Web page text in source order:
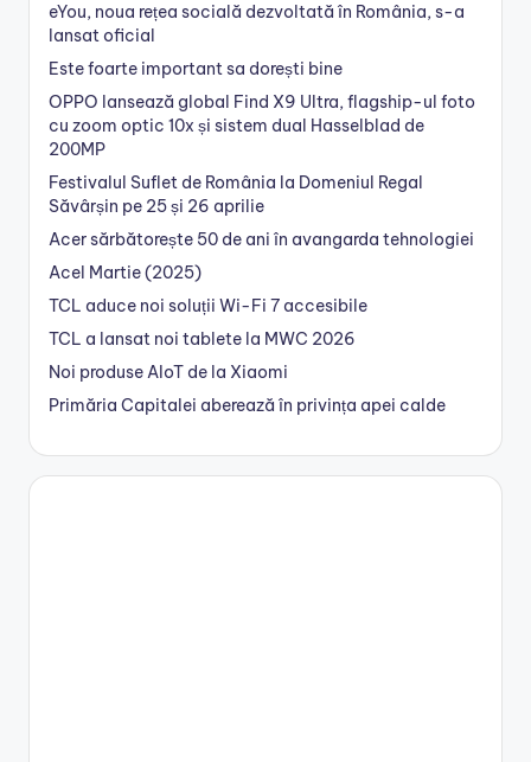
eYou, noua rețea socială dezvoltată în România, s-a
lansat oficial
Este foarte important sa dorești bine
OPPO lansează global Find X9 Ultra, flagship-ul foto
cu zoom optic 10x și sistem dual Hasselblad de
200MP
Festivalul Suflet de România la Domeniul Regal
Săvârșin pe 25 și 26 aprilie
Acer sărbătorește 50 de ani în avangarda tehnologiei
Acel Martie (2025)
TCL aduce noi soluții Wi-Fi 7 accesibile
TCL a lansat noi tablete la MWC 2026
Noi produse AIoT de la Xiaomi
Primăria Capitalei aberează în privința apei calde